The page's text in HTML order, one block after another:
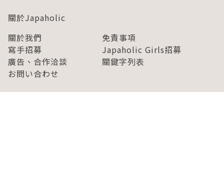
關於Japaholic
關於我們
免責事項
寫手招募
Japaholic Girls招募
廣告、合作洽談
關鍵字列表
お問い合わせ